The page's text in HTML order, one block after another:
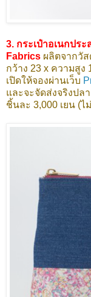
3. กระเป๋าอเนกปร
Fabrics ผลิตจากวั
กว้าง 23 x ความสูง
เปิดให้จองผ่านเว็บ
และจะจัดส่งจริงปล
ชิ้นละ 3,000 เยน (ไ